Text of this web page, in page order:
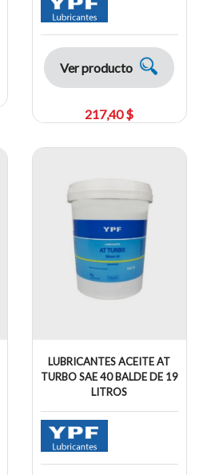
Ver producto
217,40 $
LUBRICANTES ACEITE AT
TURBO SAE 40 BALDE DE 19
LITROS